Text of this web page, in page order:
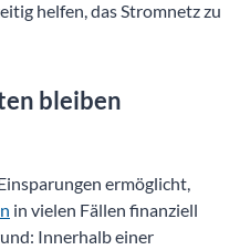
helfen, das Stromnetz zu
bleiben
ermöglicht,
in vielen Fällen finanziell
Innerhalb einer